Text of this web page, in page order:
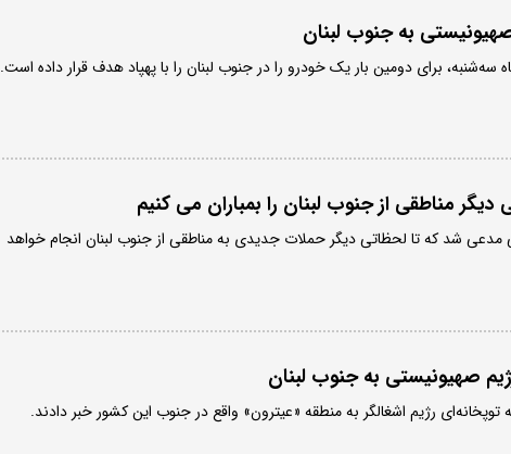
به جنوب لبنان
سه‌شنبه، برای دومین بار یک خودرو را در جنوب لبنان را با پهپاد هدف قرار داده است.
دیگر مناطقی از جنوب لبنان را بمباران می کنیم
شد که تا لحظاتی دیگر حملات جدیدی به مناطقی از جنوب لبنان انجام خواهد
صهیونیستی به جنوب لبنان
توپخانه‌ای رژیم اشغالگر به منطقه «عیترون» واقع در جنوب این کشور خبر دادند.